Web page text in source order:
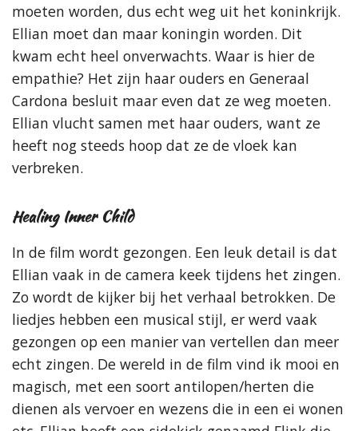
moeten worden, dus echt weg uit het koninkrijk.
Ellian moet dan maar koningin worden. Dit
kwam echt heel onverwachts. Waar is hier de
empathie? Het zijn haar ouders en Generaal
Cardona besluit maar even dat ze weg moeten.
Ellian vlucht samen met haar ouders, want ze
heeft nog steeds hoop dat ze de vloek kan
verbreken.
Healing Inner Child
In de film wordt gezongen. Een leuk detail is dat
Ellian vaak in de camera keek tijdens het zingen.
Zo wordt de kijker bij het verhaal betrokken. De
liedjes hebben een musical stijl, er werd vaak
gezongen op een manier van vertellen dan meer
echt zingen. De wereld in de film vind ik mooi en
magisch, met een soort antilopen/herten die
dienen als vervoer en wezens die in een ei wonen